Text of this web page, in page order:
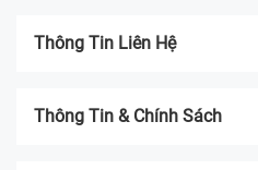
Thông Tin Liên Hệ
Thông Tin & Chính Sách